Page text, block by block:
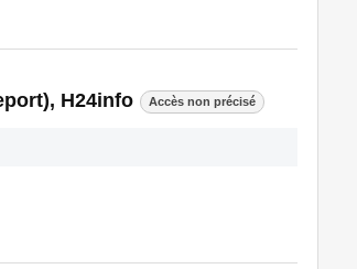
H24info Accès non précisé